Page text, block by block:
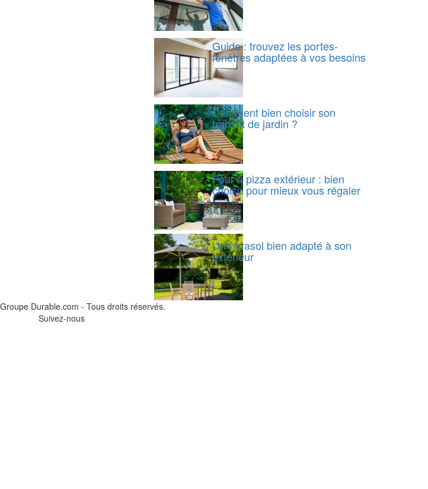
Guide : trouvez les portes-
fenêtres adaptées à vos besoins
Comment bien choisir son
transat de jardin ?
Four à pizza extérieur : bien
choisir pour mieux vous régaler
Un parasol bien adapté à son
extérieur
Durable.com - Tous droits réservés.
Suivez-nous